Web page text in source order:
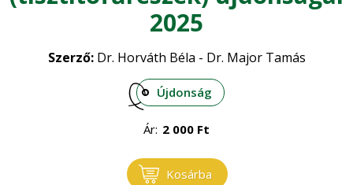
•
Vadgazdálkodás - Vadászat
2025
Szerző:Dr. Horváth Béla - Dr. Major Tamás
Újdonság
Ár: 2 000 Ft
Kosárba